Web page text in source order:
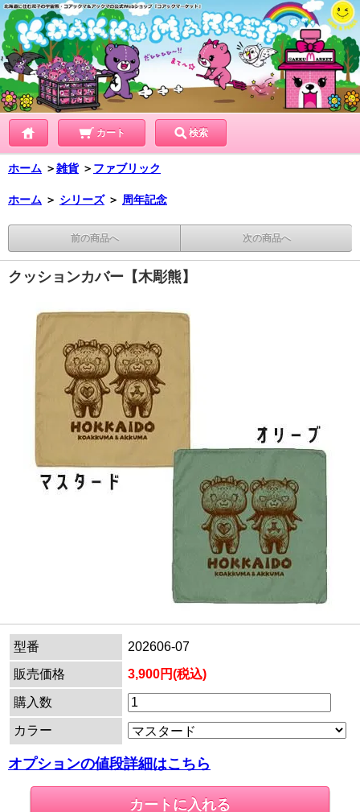
カート 検索
ホーム ＞雑貨 ＞ ファブリック
ホーム ＞ シリーズ ＞ 周年記念
前の商品へ 次の商品へ
クッションカバー【木彫熊】
型番
202606-07
販売価格
3,900円(税込)
購入数
カラー
オプションの値段詳細はこちら